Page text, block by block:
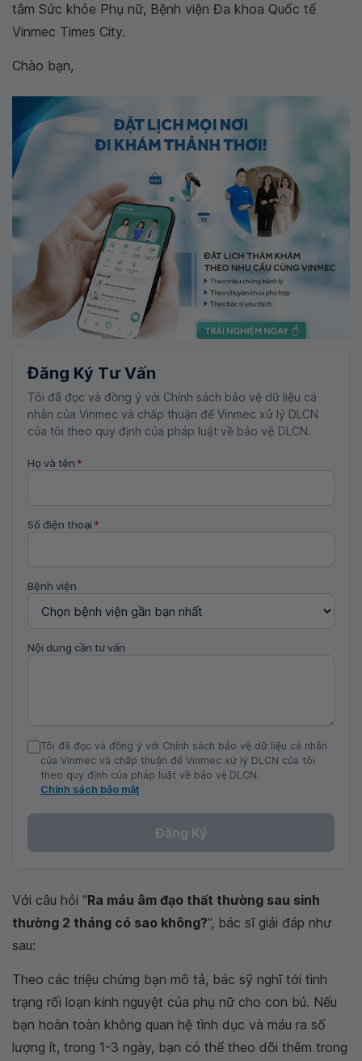
tâm Sức khỏe Phụ nữ, Bệnh viện Đa khoa Quốc tế
Vinmec Times City.
Chào bạn,
Đăng Ký Tư Vấn
Tôi đã đọc và đồng ý với Chính sách bảo vệ dữ liệu cá
nhân của Vinmec và chấp thuận để Vinmec xử lý DLCN
của tôi theo quy định của pháp luật về bảo vệ DLCN.
Họ và tên *
Số điện thoại *
Bệnh viện
Nội dung cần tư vấn
Tôi đã đọc và đồng ý với Chính sách bảo vệ dữ liệu cá nhân
của Vinmec và chấp thuận để Vinmec xử lý DLCN của tôi
theo quy định của pháp luật về bảo vệ DLCN.
Chính sách bảo mật
Đăng Ký
Với câu hỏi “Ra máu âm đạo thất thường sau sinh
thường 2 tháng có sao không?”, bác sĩ giải đáp như
sau:
Theo các triệu chứng bạn mô tả, bác sỹ nghĩ tới tình
trạng rối loạn kinh nguyệt của phụ nữ cho con bú. Nếu
bạn hoàn toàn không quan hệ tình dục và máu ra số
lượng ít, trong 1-3 ngày, bạn có thể theo dõi thêm trong